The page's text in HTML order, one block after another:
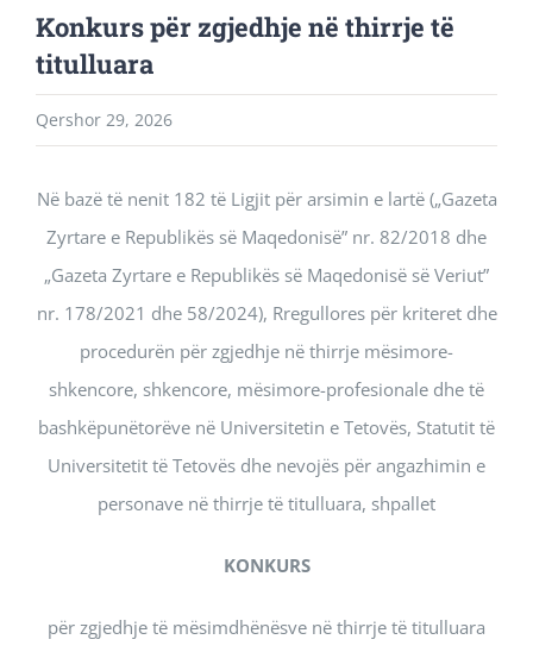
Konkurs për zgjedhje në thirrje të
titulluara
Qershor 29, 2026
Në bazë të nenit 182 të Ligjit për arsimin e lartë („Gazeta
Zyrtare e Republikës së Maqedonisë” nr. 82/2018 dhe
„Gazeta Zyrtare e Republikës së Maqedonisë së Veriut”
nr. 178/2021 dhe 58/2024), Rregullores për kriteret dhe
procedurën për zgjedhje në thirrje mësimore-
shkencore, shkencore, mësimore-profesionale dhe të
bashkëpunëtorëve në Universitetin e Tetovës, Statutit të
Universitetit të Tetovës dhe nevojës për angazhimin e
personave në thirrje të titulluara, shpallet
KONKURS
për zgjedhje të mësimdhënësve në thirrje të titulluara